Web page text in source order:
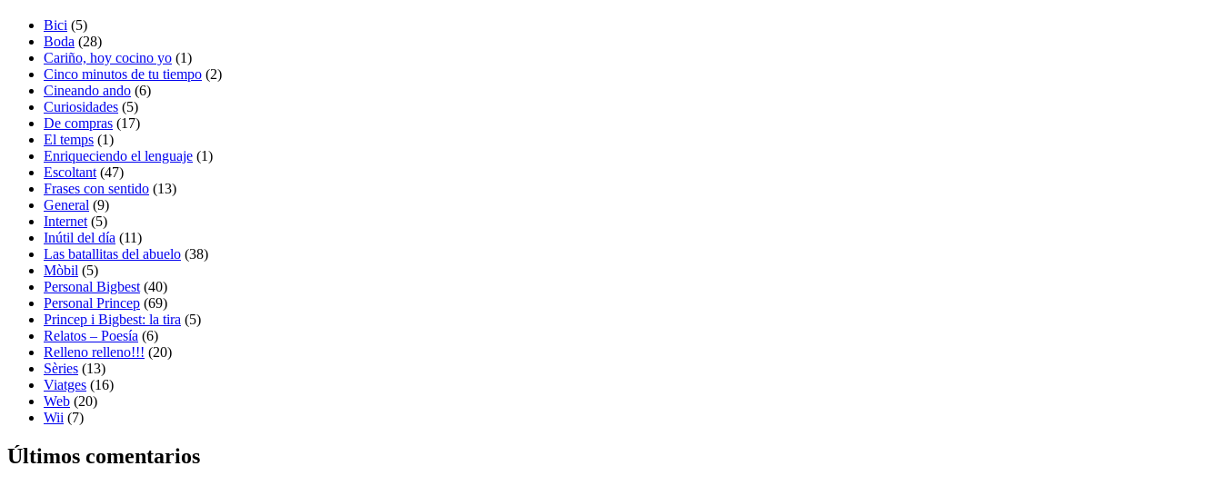
Bici (5)
Boda (28)
Cariño, hoy cocino yo (1)
Cinco minutos de tu tiempo (2)
Cineando ando (6)
Curiosidades (5)
De compras (17)
El temps (1)
Enriqueciendo el lenguaje (1)
Escoltant (47)
Frases con sentido (13)
General (9)
Internet (5)
Inútil del día (11)
Las batallitas del abuelo (38)
Mòbil (5)
Personal Bigbest (40)
Personal Princep (69)
Princep i Bigbest: la tira (5)
Relatos – Poesía (6)
Relleno relleno!!! (20)
Sèries (13)
Viatges (16)
Web (20)
Wii (7)
Últimos comentarios